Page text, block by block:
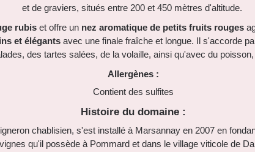
et de graviers, situés entre 200 et 450 mètres d'altitude.
rubiset offre un nez aromatique de petits fruits rouges
et élégants avec une finale fraîche et longue. Il s'accorde
des tartes salées, de la volaille, ainsi qu'avec du
Allergènes :
Contient des sulfites
Histoire du domaine :
chablisien, s'est installé à Marsannay en 2007 en
qu'il possède à Pommard et dans le village viticole de